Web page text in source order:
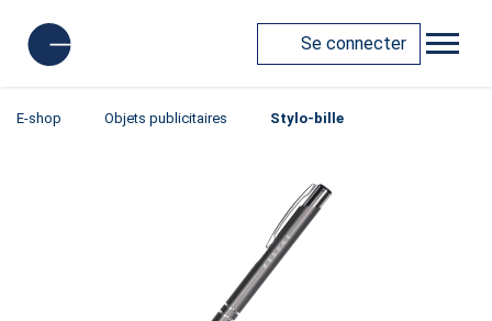
Se connecter
E-shop Objets publicitaires Stylo-bille